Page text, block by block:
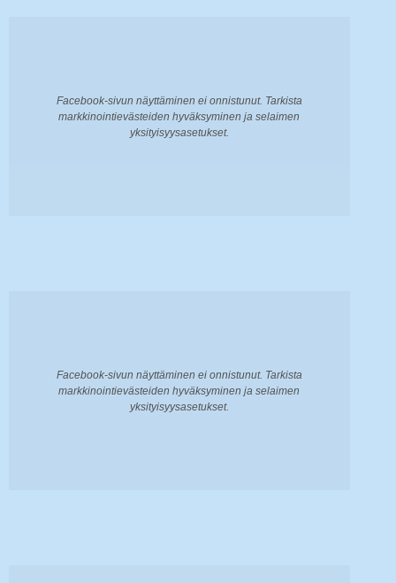
Facebook-sivun näyttäminen ei onnistunut. Tarkista
markkinointievästeiden hyväksyminen ja selaimen
yksityisyysasetukset.
Facebook-sivun näyttäminen ei onnistunut. Tarkista
markkinointievästeiden hyväksyminen ja selaimen
yksityisyysasetukset.